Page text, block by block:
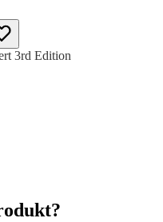
3rd Edition